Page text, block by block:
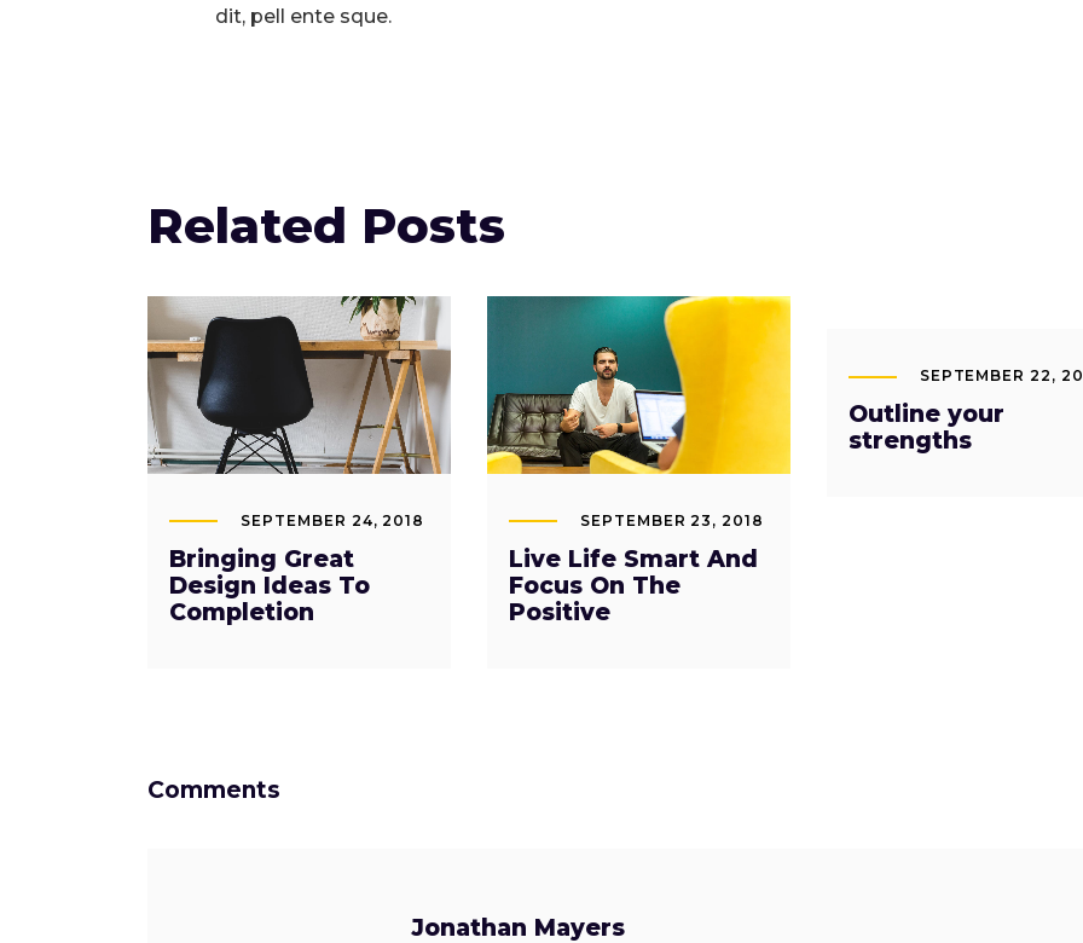
dit, pell ente sque.
Related Posts
SEPTEMBER 24, 2018
Bringing Great
Design Ideas To
Completion
SEPTEMBER 23, 2018
Live Life Smart And
Focus On The
Positive
SEPTEMBER 22,
Outline your
strengths
Comments
Jonathan Mayers